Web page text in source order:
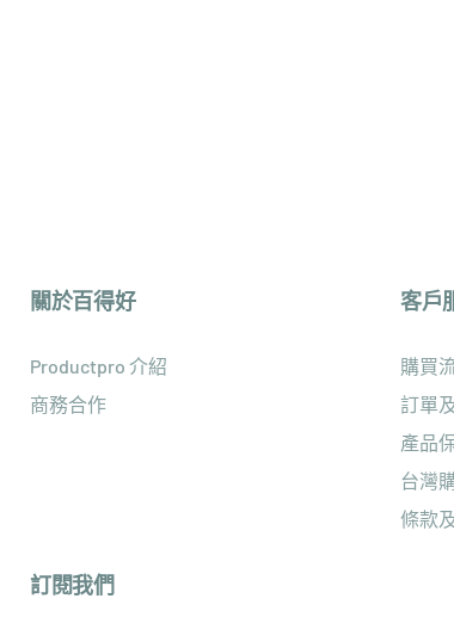
關於百得好
Productpro 介紹
商務合作
客戶
購買
訂單
產品
台灣
條款
訂閱我們